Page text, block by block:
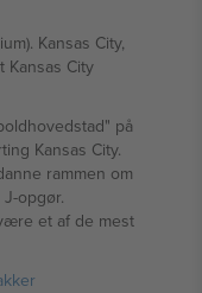
Kansas City,
Kansas City
på
Kansas City.
rammen om
opgør.
et af de mest